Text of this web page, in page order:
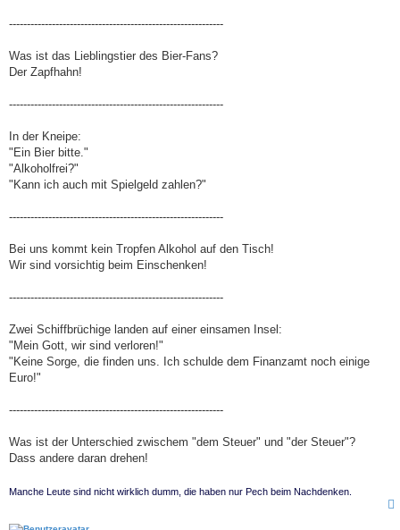
------------------------------------------------------------
Was ist das Lieblingstier des Bier-Fans?
Der Zapfhahn!
------------------------------------------------------------
In der Kneipe:
"Ein Bier bitte."
"Alkoholfrei?"
"Kann ich auch mit Spielgeld zahlen?"
------------------------------------------------------------
Bei uns kommt kein Tropfen Alkohol auf den Tisch!
Wir sind vorsichtig beim Einschenken!
------------------------------------------------------------
Zwei Schiffbrüchige landen auf einer einsamen Insel:
"Mein Gott, wir sind verloren!"
"Keine Sorge, die finden uns. Ich schulde dem Finanzamt noch einige
Euro!"
------------------------------------------------------------
Was ist der Unterschied zwischem "dem Steuer" und "der Steuer"?
Dass andere daran drehen!
Manche Leute sind nicht wirklich dumm, die haben nur Pech beim Nachdenken.